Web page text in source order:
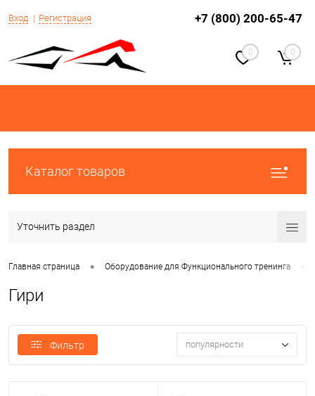
Вход Регистрация +7 (800) 200-65-47
0 0
Каталог товаров
Уточнить раздел
Главная страница • Оборудование для Функционального тренинга
Гири
Фильтр популярности